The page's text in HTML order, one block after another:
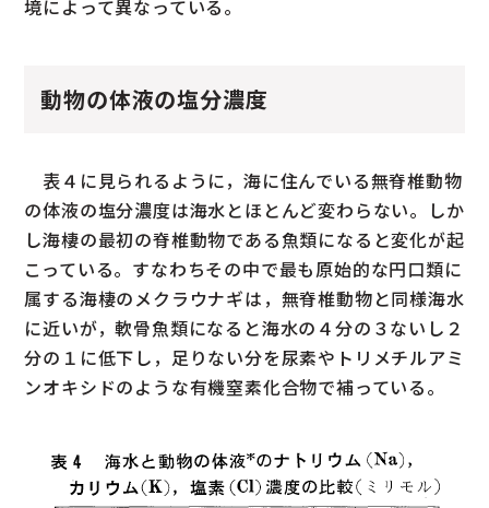
境によって異なっている。
動物の体液の塩分濃度
表４に見られるように，海に住んでいる無脊椎動物
の体液の塩分濃度は海水とほとんど変わらない。しか
し海棲の最初の脊椎動物である魚類になると変化が起
こっている。すなわちその中で最も原始的な円口類に
属する海棲のメクラウナギは，無脊椎動物と同様海水
に近いが，軟骨魚類になると海水の４分の３ないし２
分の１に低下し，足りない分を尿素やトリメチルアミ
ンオキシドのような有機窒素化合物で補っている。